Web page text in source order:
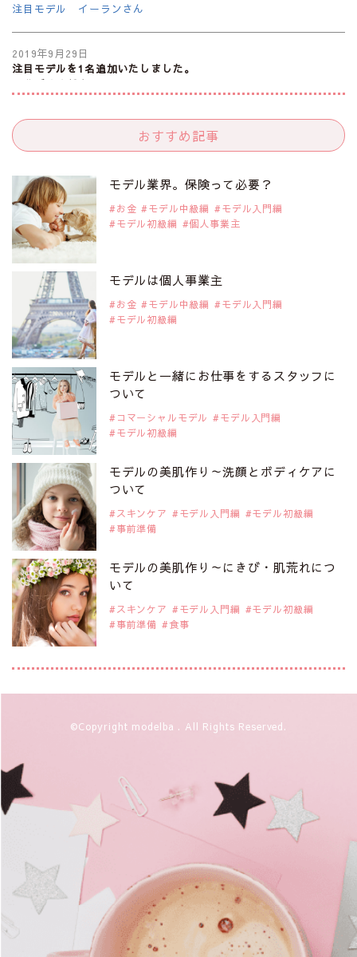
注目モデル イーランさん
2019年9月29日
注目モデルを1名追加いたしました。
是非ご覧ください。
2019年9月29日
是非ご覧ください。
注目モデル カーラ・デルヴィーニュ
2019年9月29日
是非ご覧ください。
注目モデル 松川 来海さん
2019年9月29日
注目モデルを1名追加いたしました。
是非ご覧ください。
注目モデル 中条あやみさん
2019年9月29日
注目モデルを1名追加いたしました。
是非ご覧ください。
注目モデル 水原佑果さん
2019年9月29日
注目モデルを1名追加いたしました。
是非ご覧ください。
注目モデル CHIHARUさん
2019年9月29日
注目モデルを1名追加いたしました。
2019年9月29日
大注目のモデル10人
おすすめ記事
モデル業界。保険って必要？
お金 モデル中級編
モデル入門編
モデル初級編
個人事業主
モデルは個人事業主
お金 モデル中級編
モデル入門編
モデル初級編
モデルと一緒にお仕事をするスタッフに
ついて
コマーシャルモデル
モデル入門編
モデル初級編
モデルの美肌作り～洗顔とボディケアに
ついて
スキンケア モデル入門編
モデル初級編
事前準備
モデルの美肌作り～にきび・肌荒れにつ
いて
スキンケア モデル入門編
モデル初級編
事前準備
食事
©Copyright modelba . All Rights Reserved.